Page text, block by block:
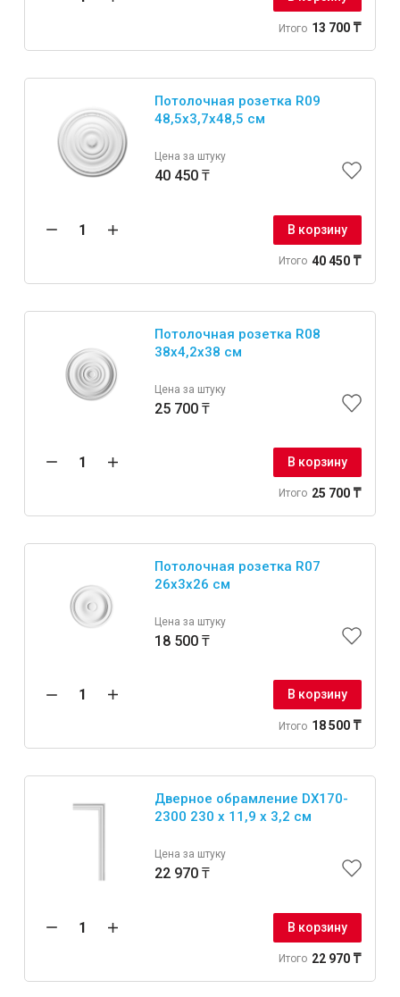
Итого 13 700 ₸
Потолочная розетка R09
48,5x3,7x48,5 см
Цена за штуку
40 450 ₸
В корзину
Итого 40 450 ₸
Потолочная розетка R08
38x4,2x38 см
Цена за штуку
25 700 ₸
В корзину
Итого 25 700 ₸
Потолочная розетка R07
26x3x26 см
Цена за штуку
18 500 ₸
В корзину
Итого 18 500 ₸
Дверное обрамление DX170-
2300 230 x 11,9 x 3,2 см
Цена за штуку
22 970 ₸
В корзину
Итого 22 970 ₸